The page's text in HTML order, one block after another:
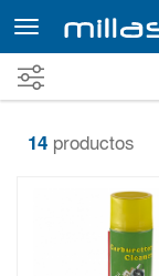
contenido
principal
14 productos